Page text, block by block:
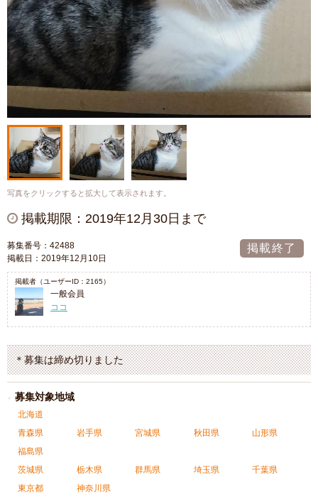
写真をクリックすると拡大して表示されます。
掲載期限：2019年12月30日まで
募集番号：42488
掲載日：2019年12月10日
掲載終了
掲載者（ユーザーID：2165）
一般会員
ココ
＊募集は締め切りました
募集対象地域
北海道
青森県
岩手県 宮城県 秋田県
山形県
福島県
茨城県
栃木県 群馬県 埼玉県
千葉県
東京都
神奈川県